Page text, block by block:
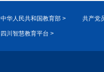
中华人民共和国教育部 > 共产党
四川智慧教育平台 >